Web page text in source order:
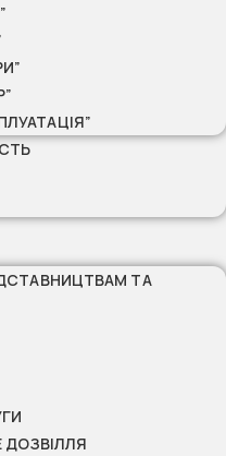
ТА
ДОЗВІЛЛЯ